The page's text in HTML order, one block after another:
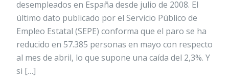
desempleados en España desde julio de 2008. El
último dato publicado por el Servicio Público de
Empleo Estatal (SEPE) conforma que el paro se ha
reducido en 57.385 personas en mayo con respecto
al mes de abril, lo que supone una caída del 2,3%. Y
si […]